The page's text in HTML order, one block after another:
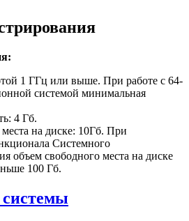
1 ГГц или выше. При работе с 64-
системой минимальная
4 Гб.
на диске: 10Гб. При
Системного
объем свободного места на диске
100 Гб.